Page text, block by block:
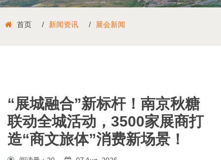
首页 新闻资讯 展会新闻
“展城融合”新标杆！南京秋糖
联动全城活动，3500家展商打
造“商文旅体”消费新场景！